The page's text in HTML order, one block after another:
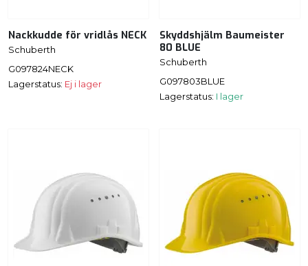
Nackkudde för vridlås NECK
Schuberth
G097824NECK
Lagerstatus: Ej i lager
Skyddshjälm Baumeister
80 BLUE
Schuberth
G097803BLUE
Lagerstatus: I lager